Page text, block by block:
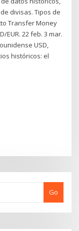
divisas. Tipos de
Transfer Money
EUR. 22 feb. 3 mar.
USD,
históricos: el
Go